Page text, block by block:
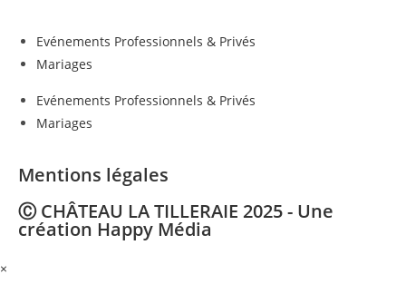
Evénements Professionnels & Privés
Mariages
Evénements Professionnels & Privés
Mariages
Mentions légales
Ⓒ CHÂTEAU LA TILLERAIE 2025 - Une
création Happy Média
×